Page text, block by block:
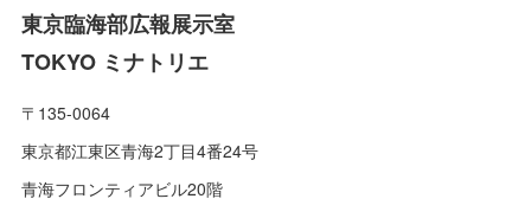
東京臨海部広報展示室
TOKYO ミナトリエ
〒135-0064
東京都江東区青海2丁目4番24号
青海フロンティアビル20階